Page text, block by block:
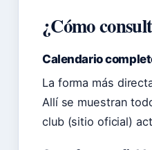
¿Cómo
Calendario
La forma más
Allí se muestran
club (sitio oficial)